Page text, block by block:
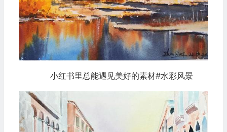
小红书里总能遇见美好的素材#水彩风景